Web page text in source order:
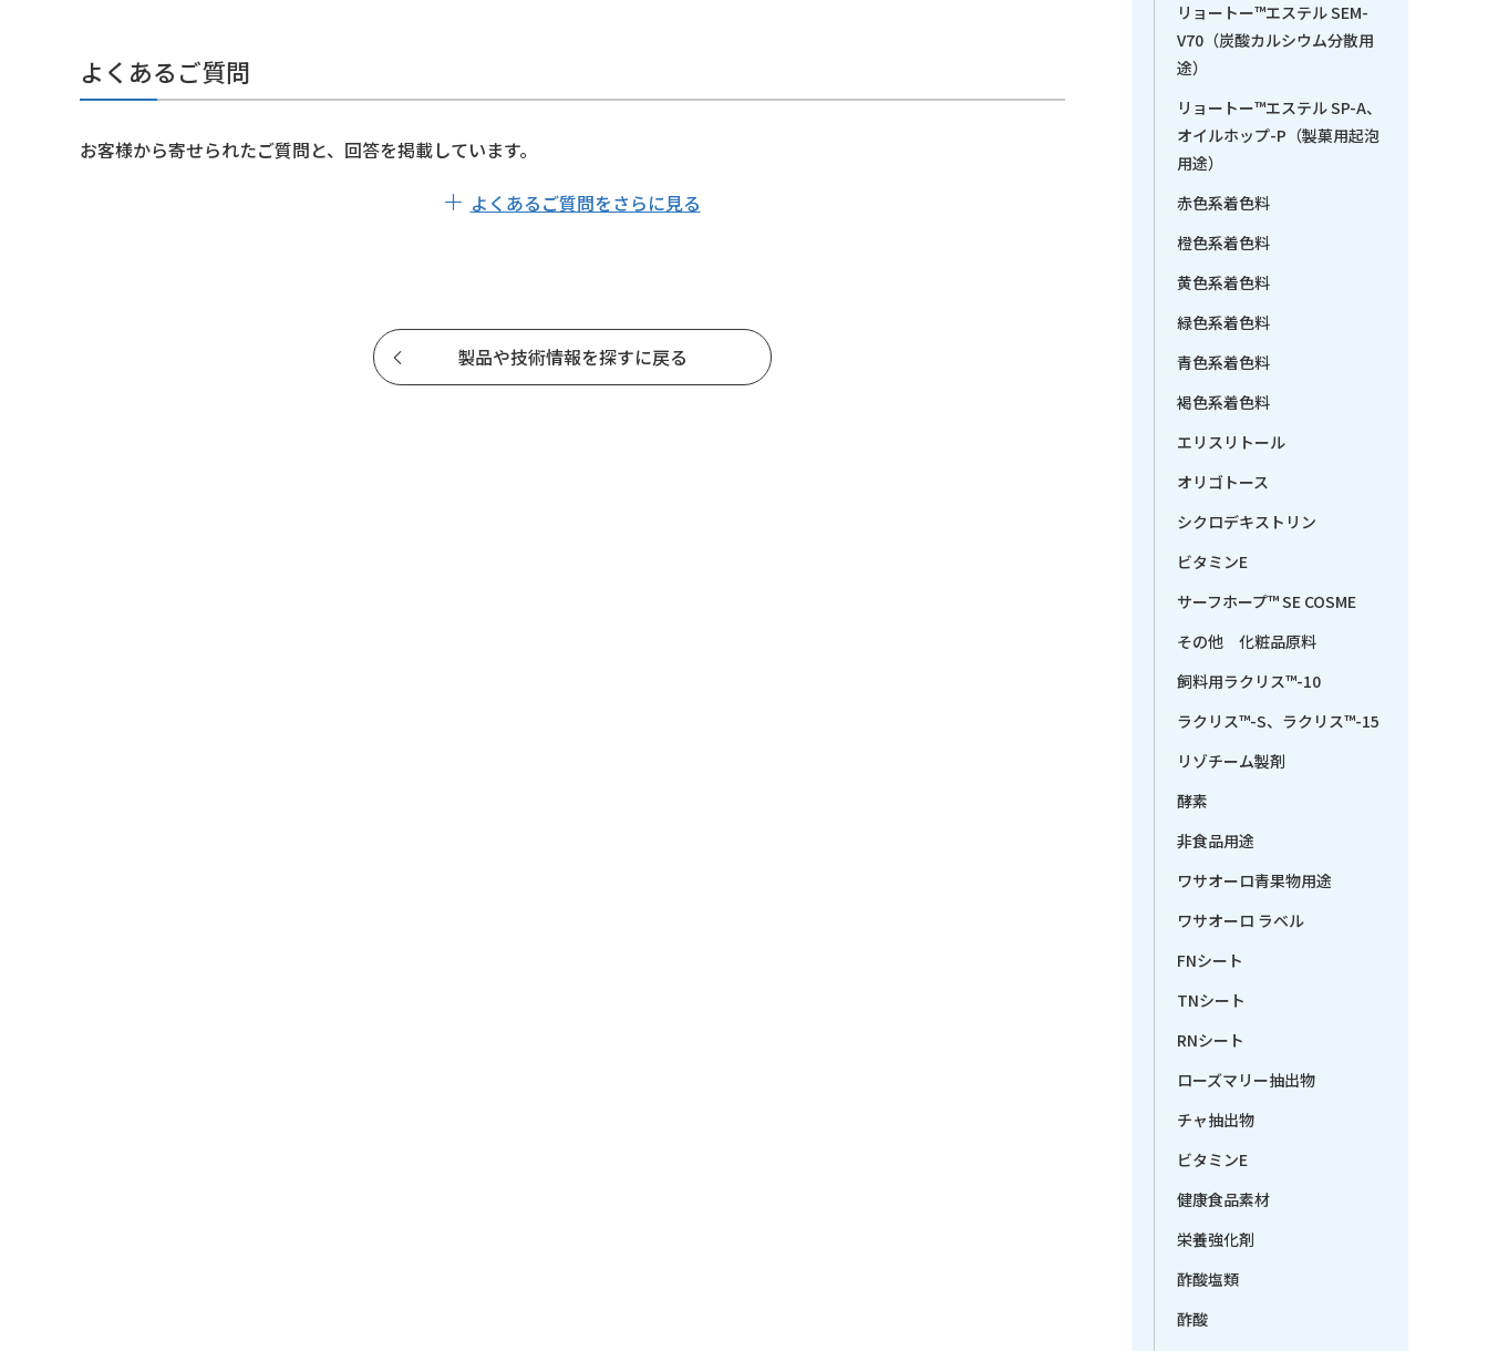
よくあるご質問
お客様から寄せられたご質問と、回答を掲載しています。
よくあるご質問をさらに見る
製品や技術情報を探すに戻る
リョートー™エステル SEM-
V70（炭酸カルシウム分散用
途）
リョートー™エステル SP-A、
オイルホップ-P（製菓用起泡
用途）
赤色系着色料
橙色系着色料
黄色系着色料
緑色系着色料
青色系着色料
褐色系着色料
エリスリトール
オリゴトース
シクロデキストリン
ビタミンE
サーフホープ™ SE COSME
その他 化粧品原料
飼料用ラクリス™-10
ラクリス™-S、ラクリス™-15
リゾチーム製剤
酵素
非食品用途
ワサオーロ青果物用途
ワサオーロ ラベル
FNシート
TNシート
RNシート
ローズマリー抽出物
チャ抽出物
ビタミンE
健康食品素材
栄養強化剤
酢酸塩類
酢酸